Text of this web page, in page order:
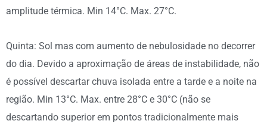
amplitude térmica. Min 14°C. Max. 27°C.
Quinta: Sol mas com aumento de nebulosidade no decorrer
do dia. Devido a aproximação de áreas de instabilidade, não
é possível descartar chuva isolada entre a tarde e a noite na
região. Min 13°C. Max. entre 28°C e 30°C (não se
descartando superior em pontos tradicionalmente mais